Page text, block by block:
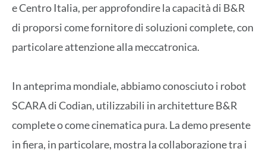
e Centro Italia, per approfondire la capacità di B&R
di proporsi come fornitore di soluzioni complete, con
particolare attenzione alla meccatronica.
In anteprima mondiale, abbiamo conosciuto i robot
SCARA di Codian, utilizzabili in architetture B&R
complete o come cinematica pura. La demo presente
in fiera, in particolare, mostra la collaborazione tra i